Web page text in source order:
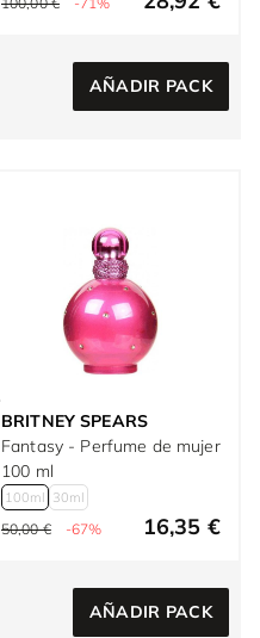
AÑADIR PACK
BRITNEY SPEARS
Fantasy - Perfume de mujer
100 ml
100ml 30ml
50,00 € -67% 16,35 €
AÑADIR PACK